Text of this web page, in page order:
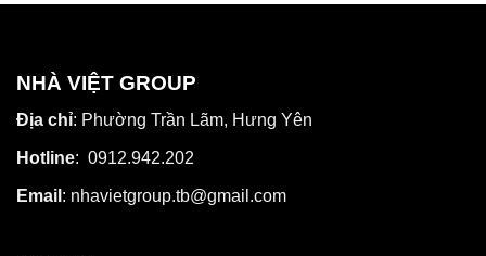
NHÀ VIỆT GROUP
Địa chỉ: Phường Trần Lãm, Hưng Yên
Hotline: 0912.942.202
Email : nhavietgroup.tb@gmail.com